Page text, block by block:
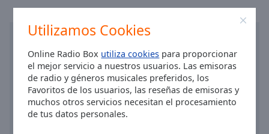
Utilizamos Cookies
Online Radio Box utiliza cookies para proporcionar
el mejor servicio a nuestros usuarios. Las emisoras
de radio y géneros musicales preferidos, los
Favoritos de los usuarios, las reseñas de emisoras y
muchos otros servicios necesitan el procesamiento
de tus datos personales.